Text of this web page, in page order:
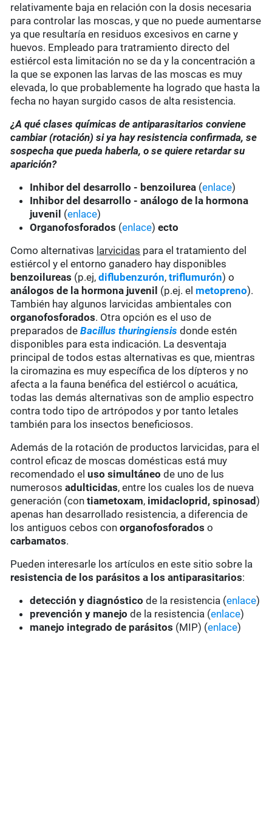
relativamente baja en relación con la dosis necesaria
para controlar las moscas, y que no puede aumentarse
ya que resultaría en residuos excesivos en carne y
huevos. Empleado para tratramiento directo del
estiércol esta limitación no se da y la concentración a
la que se exponen las larvas de las moscas es muy
elevada, lo que probablemente ha logrado que hasta la
fecha no hayan surgido casos de alta resistencia.
¿A qué clases químicas de antiparasitarios conviene
cambiar (rotación) si ya hay resistencia confirmada, se
sospecha que pueda haberla, o se quiere retardar su
aparición?
Inhibor del desarrollo - benzoilurea (enlace)
Inhibor del desarrollo - análogo de la hormona
juvenil (enlace)
Organofosforados (enlace) ecto
Como alternativas larvicidas para el tratamiento del
estiércol y el entorno ganadero hay disponibles
benzoilureas (p.ej,diflubenzurón,triflumurón) o
análogos de la hormona juvenil (p.ej. el metopreno).
También hay algunos larvicidas ambientales con
organofosforados. Otra opción es el uso de
preparados deBacillus thuringiensis donde estén
disponibles para esta indicación. La desventaja
principal de todos estas alternativas es que, mientras
la ciromazina es muy específica de los dípteros y no
afecta a la fauna benéfica del estiércol o acuática,
todas las demás alternativas son de amplio espectro
contra todo tipo de artrópodos y por tanto letales
también para los insectos beneficiosos.
Además de la rotación de productos larvicidas, para el
control eficaz de moscas domésticas está muy
recomendado eluso simultáneo de uno de lus
numerososadulticidas, entre los cuales los de nueva
generación (contiametoxam, imidacloprid, spinosad)
apenas han desarrollado resistencia, a diferencia de
los antiguos cebos con organofosforados o
carbamatos.
Pueden interesarle los artículos en este sitio sobre la
resistencia de los parásitos a los antiparasitarios:
detección y diagnóstico de la resistencia (enlace)
prevención y manejo de la resistencia (enlace)
manejo integrado de parásitos (MIP) (enlace)